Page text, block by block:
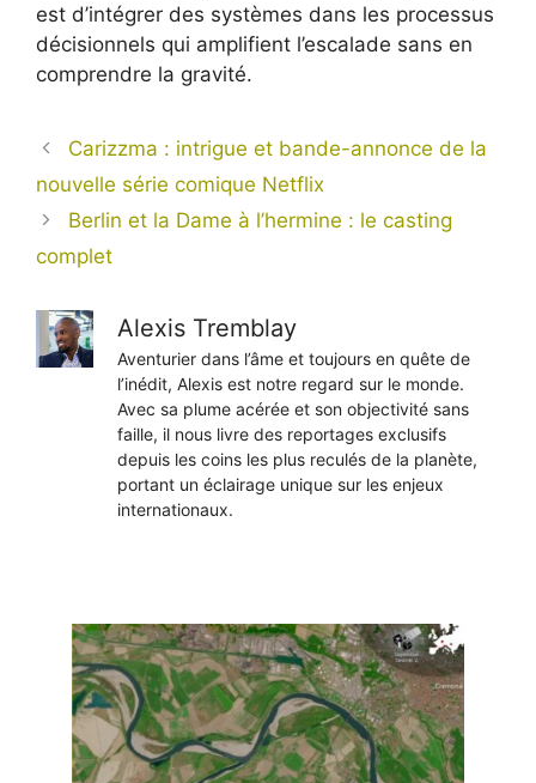
est d’intégrer des systèmes dans les processus
décisionnels qui amplifient l’escalade sans en
comprendre la gravité.
Carizzma : intrigue et bande-annonce de la
nouvelle série comique Netflix
Berlin et la Dame à l’hermine : le casting
complet
Alexis Tremblay
Aventurier dans l’âme et toujours en quête de
l’inédit, Alexis est notre regard sur le monde.
Avec sa plume acérée et son objectivité sans
faille, il nous livre des reportages exclusifs
depuis les coins les plus reculés de la planète,
portant un éclairage unique sur les enjeux
internationaux.